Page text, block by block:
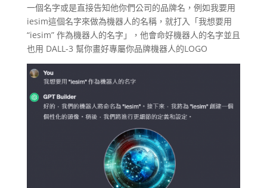
一個名字或是直接告知他你們公司的品牌名，例如我要用
iesim這個名字來做為機器人的名稱，就打入「我想要用
“iesim” 作為機器人的名字」，他會命好機器人的名字並且
也用 DALL-3 幫你畫好專屬你品牌機器人的LOGO